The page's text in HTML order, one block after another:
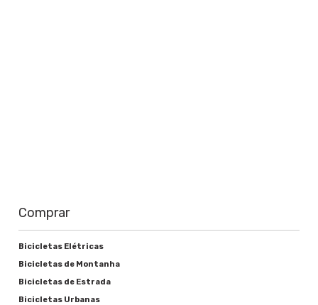
Comprar
Bicicletas Elétricas
Bicicletas de Montanha
Bicicletas de Estrada
Bicicletas Urbanas